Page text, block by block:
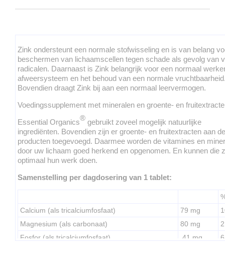
Zink ondersteunt een normale stofwisseling en is van belang
beschermen van lichaamscellen tegen schade als gevolg van
radicalen. Daarnaast is Zink belangrijk voor een normaal
afweersysteem en het behoud van een normale
Bovendien draagt Zink bij aan een normaal leervermogen.
Voedingssupplement met mineralen en groente- en
Essential Organics® gebruikt zoveel mogelijk natuurlijke
ingrediënten. Bovendien zijn er groente- en fruitextracten aan de
producten toegevoegd. Daarmee worden de vitamines en
door uw lichaam goed herkend en opgenomen. En kunnen die
optimaal hun werk doen.
Samenstelling per dagdosering van 1 tablet:
Calcium (als tricalciumfosfaat)
79 mg
Magnesium (als carbonaat)
80 mg
Fosfor (als tricalciumfosfaat)
41 mg
6